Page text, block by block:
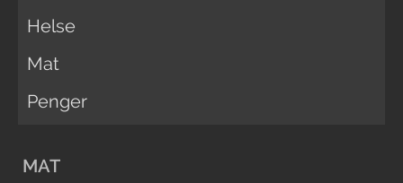
Helse
Mat
Penger
MAT